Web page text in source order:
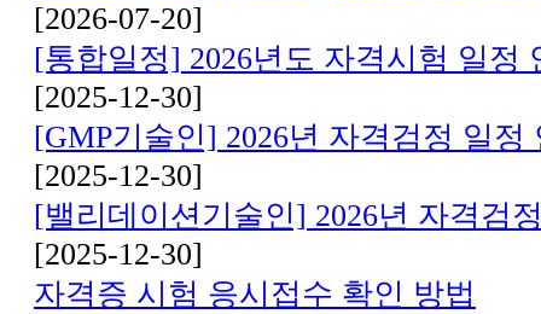
[2026-07-20]
[통합일정] 2026년도 자격시험 일정
[2025-12-30]
[GMP기술인] 2026년 자격검정 일정
[2025-12-30]
[밸리데이션기술인] 2026년 자격검
[2025-12-30]
자격증 시험 응시접수 확인 방법